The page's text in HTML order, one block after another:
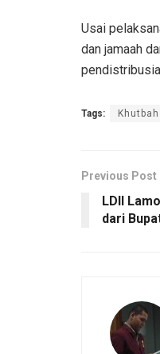
Usai
dan jamaah
Tags:
Previous Post
LDII
dari